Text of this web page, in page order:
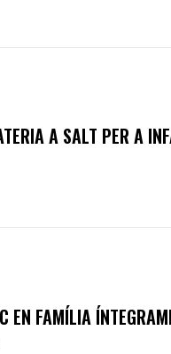
A SALT PER A
EN FAMÍLIA